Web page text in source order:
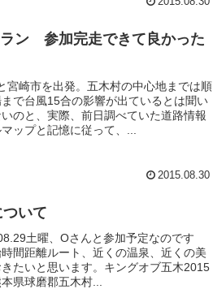
ン 参加完走できて良かった
崎市を出発。五木村の中心地までは順
で台風15合の影響が出ているとは聞い
のと、実際、前日調べていた道路情報
ップと記憶に従って、...
2015.08.30
いて
土曜、Oさんと参加予定なのです
間距離ルート、近くの温泉、近くの美
たいと思います。キングオブ五木2015
県球磨郡五木村...